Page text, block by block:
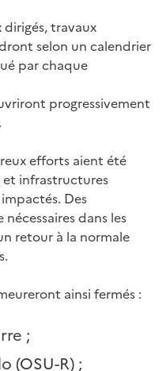
dirigés, travaux
selon un calendrier
par chaque
progressivement
efforts aient été
infrastructures
Des
dans les
retour à la normale
ainsi fermés :
;
(OSU-R) ;